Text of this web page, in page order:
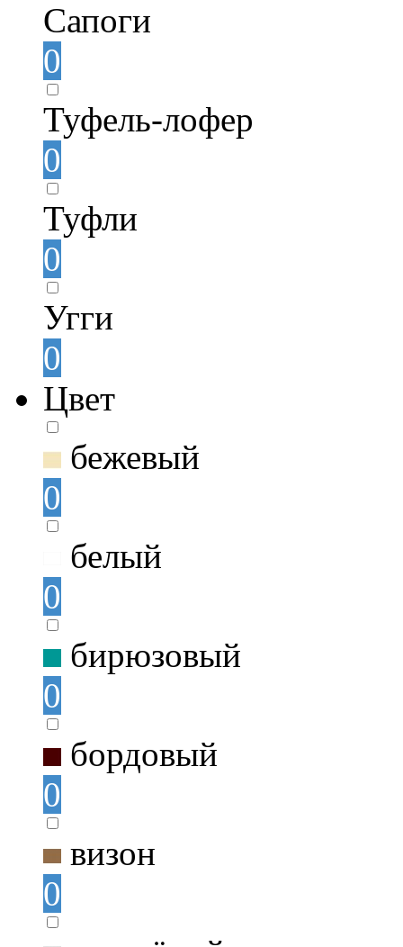
Сапоги
0
Туфель-лофер
0
Туфли
0
Угги
0
Цвет
бежевый
0
белый
0
бирюзовый
0
бордовый
0
визон
0